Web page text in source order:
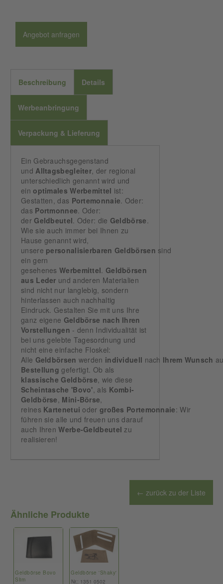
Angebot anfragen
Beschreibung Details
Werbeanbringung
Verpackung & Lieferung
Ein Gebrauchsgegenstand
undAlltagsbegleiter, der regional
unterschiedlich genannt wird und
einoptimales Werbemittel ist:
Gestatten, das Portemonnaie. Oder:
das Portmonnee. Oder:
der Geldbeutel. Oder: die Geldbörse.
Wie sie auch immer bei Ihnen zu
Hause genannt wird,
unsere personalisierbaren Geldbörsen sind
ein gern
gesehenesWerbemittel. Geldbörsen
aus Leder und anderen Materialien
sind nicht nur langlebig, sondern
hinterlassen auch nachhaltig
Eindruck. Gestalten Sie mit uns Ihre
ganz eigene Geldbörse nach Ihren
Vorstellungen - denn Individualität ist
bei uns gelebte Tagesordnung und
nicht eine einfache Floskel:
Alle Geldbörsen werden individuell nach Ihrem Wunsch
Bestellunggefertigt. Ob als
klassische Geldbörse, wie diese
Scheintasche 'Bovo', als Kombi-
Geldbörse, Mini-Börse,
reines Kartenetuioder großes Portemonnaie: Wir
führen sie alle und freuen uns darauf
auch IhrenWerbe-Geldbeutel zu
realisieren!
← zurück zu der Liste
Ähnliche Produkte
Geldbörse Bovo
Slim
Geldbörse 'Shaky'
Nr.: 1351 0502